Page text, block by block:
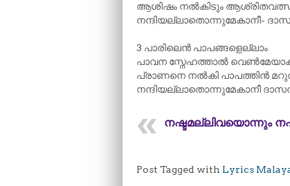
ആശിഷം നൽകിടും
നന്ദിയല്ലാതൊന്നുമേകാനീ-
3 പാരിലെൻ പാപങ്ങളെല്ലാം
പാവന സ്നേഹത്താൽ
പ്രാണനെ നൽകി പാപത്തിൻ
നന്ദിയല്ലാതൊന്നുമേകാനീ
നഷ്ടമല്ലിവയൊന്നും
Post Tagged with Lyrics